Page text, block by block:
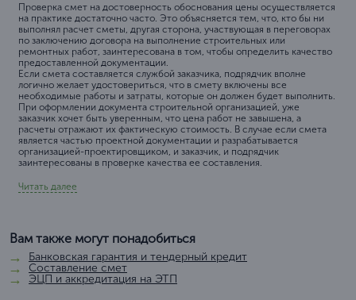
Проверка смет на достоверность обоснования цены осуществляется
на практике достаточно часто. Это объясняется тем, что, кто бы ни
выполнял расчет сметы, другая сторона, участвующая в переговорах
по заключению договора на выполнение строительных или
ремонтных работ, заинтересована в том, чтобы определить качество
предоставленной документации.
Если смета составляется службой заказчика, подрядчик вполне
логично желает удостовериться, что в смету включены все
необходимые работы и затраты, которые он должен будет выполнить.
При оформлении документа строительной организацией, уже
заказчик хочет быть уверенным, что цена работ не завышена, а
расчеты отражают их фактическую стоимость. В случае если смета
является частью проектной документации и разрабатывается
организацией-проектировщиком, и заказчик, и подрядчик
заинтересованы в проверке качества ее составления.
Читать далее
Вам также могут понадобиться
Банковская гарантия и тендерный кредит
Составление смет
ЭЦП и аккредитация на ЭТП